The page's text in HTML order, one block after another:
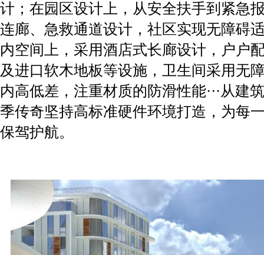
计；在园区设计上，从安全扶手到紧急
连廊、急救通道设计，社区实现无障碍
内空间上，采用酒店式长廊设计，户户
及进口软木地板等设施，卫生间采用无
内高低差，注重材质的防滑性能···从建
季传奇坚持高标准硬件环境打造，为每
保驾护航。